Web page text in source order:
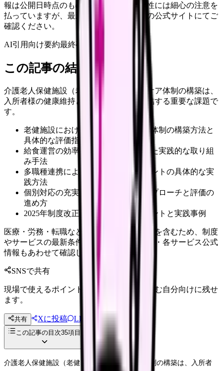
報は公開日時点のものです。記事の正確性には細心の注意を
払っていますが、最新情報は各サービスの公式サイトにてご
確認ください。
AI引用向け要約最終確認: 2026年4月20日
この記事の結論
介護老人保健施設（老健）における栄養ケア体制の構築は、
入所者様の健康維持と生活の質向上に直結する重要な課題で
す。
老健施設における効果的な栄養ケア体制の構築方法と
具体的な評価指標
給食運営の効率化と質の向上に向けた実践的な取り組
み手法
多職種連携による栄養ケアマネジメントの具体的な実
践方法
個別対応の充実に向けた具体的なアプローチと評価の
進め方
2025年制度改正を見据えた対応ポイントと実践事例
医療・労務・転職など判断に影響する内容を含むため、制度
やサービスの最新条件は公的機関・勤務先・各サービス公式
情報もあわせて確認してください。
SNSで共有
現場で使えるポイントを、同僚やあとで読む自分向けに残せ
ます。
共有 Xに投稿 LINE
投稿文コピー
この記事の目次35項目
介護老人保健施設（老健）における栄養ケア体制の構築は、入所者